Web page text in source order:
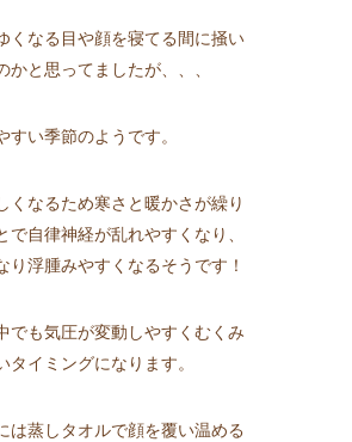
くなる目や顔を寝てる間に掻い
かと思ってましたが、、、
すい季節のようです。
くなるため寒さと暖かさが繰り
で自律神経が乱れやすくなり、
り浮腫みやすくなるそうです！
でも気圧が変動しやすくむくみ
タイミングになります。
は蒸しタオルで顔を覆い温める